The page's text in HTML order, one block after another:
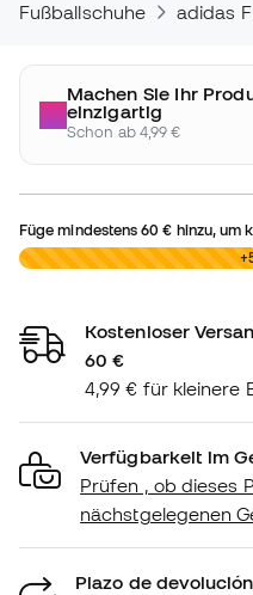
Fußballschuhe adidas
Machen Sie Ihr
einzigartig
Schon ab 4,99 €
Füge mindestens60 € hinzu, um
0,00 €
Kostenloser
60 €
4,99 € für kleinere
Verfügbarkeit im
Prüfen , ob dieses
nächstgelegenen
Plazo de